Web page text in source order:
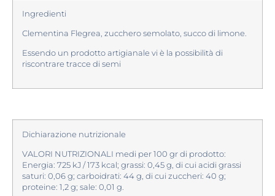
Ingredienti
Clementina Flegrea, zucchero semolato, succo di limone.
Essendo un prodotto artigianale vi è la possibilità di
riscontrare tracce di semi
Dichiarazione nutrizionale
VALORI NUTRIZIONALI medi per 100 gr di prodotto:
Energia: 725 kJ / 173 kcal; grassi: 0,45 g, di cui acidi grassi
saturi: 0,06 g; carboidrati: 44 g, di cui zuccheri: 40 g;
proteine: 1,2 g; sale: 0,01 g.